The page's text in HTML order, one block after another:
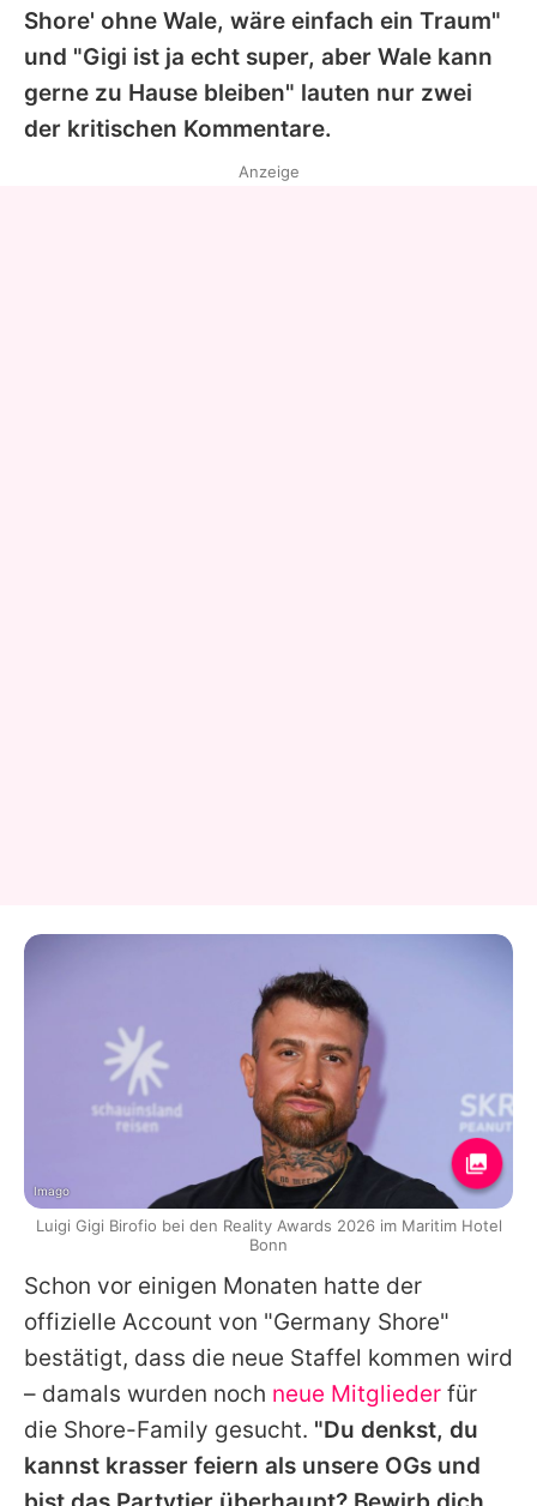
Shore' ohne Wale, wäre einfach ein Traum"
und "Gigi ist ja echt super, aber Wale kann
gerne zu Hause bleiben" lauten nur zwei
der kritischen Kommentare.
Schon vor einigen Monaten hatte der
offizielle Account von "Germany Shore"
bestätigt, dass die neue Staffel kommen wird
– damals wurden noch neue Mitglieder für
die Shore-Family gesucht. "Du denkst, du
kannst krasser feiern als unsere OGs und
Anzeige
Imago
Luigi Gigi Birofio bei den Reality Awards 2026 im Maritim Hotel
Bonn